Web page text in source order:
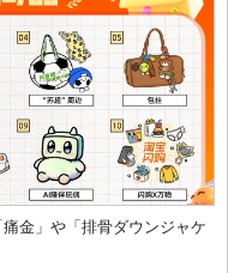
金」や「排骨ダウンジャケ